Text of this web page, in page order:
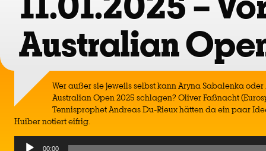
Australian
Wer außer sie jeweils selbst kann Aryna Sabalenka oder
Australian Open 2025 schlagen? Oliver Faßnacht
Tennisprophet Andreas Du-Rieux hätten da ein paar
Huiber notiert eifrig.
Audio
00:00